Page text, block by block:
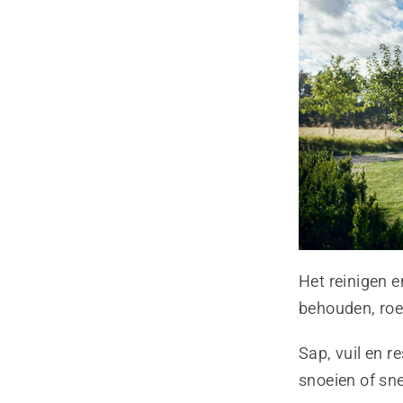
Het reinigen
behouden,
Sap, vuil en
snoeien of